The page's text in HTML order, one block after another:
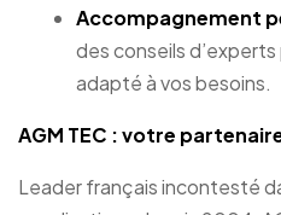
Accompagnement
des conseils
adapté à vos besoins.
AGM TEC : votre
Leader français incontesté